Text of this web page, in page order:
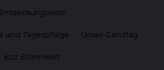
Entdeckungskiste
und Tagespflege Unser Ganztag
kizz Elternwelt